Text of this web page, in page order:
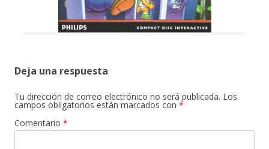
Deja una respuesta
Tu dirección de correo electrónico no será publicada. Los
campos obligatorios están marcados con *
Comentario *